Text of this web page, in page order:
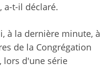
a-t-il déclaré.
à la dernière minute, à
de la Congrégation
lors d'une série